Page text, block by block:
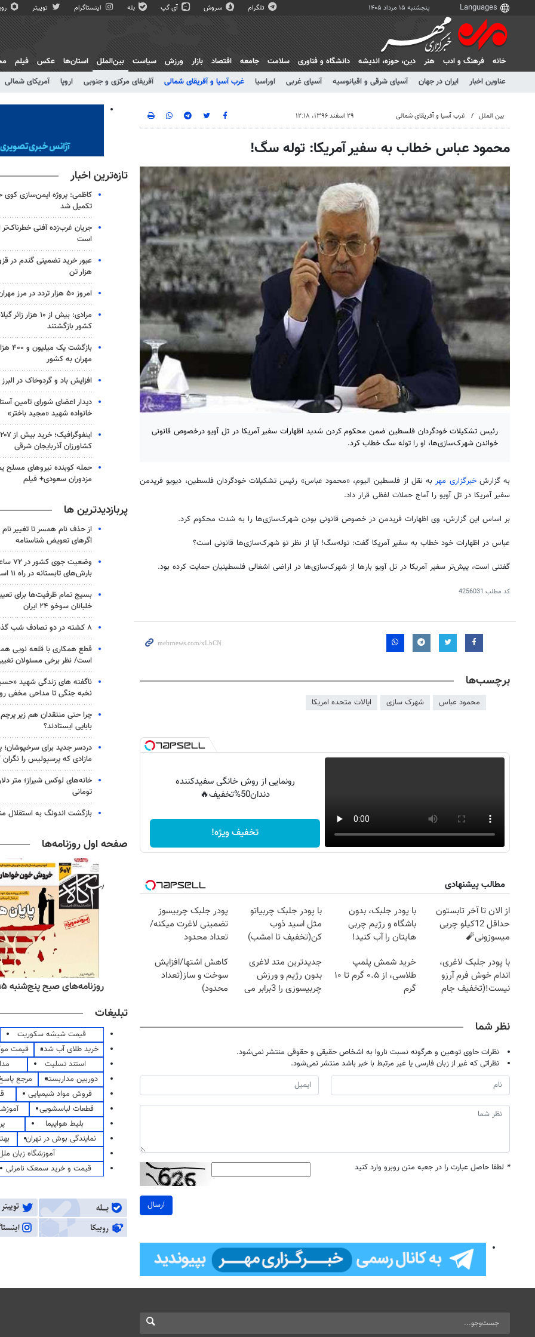
پنجشنبه ۱۵ مرداد ۱۴۰۵ تلگرام سروش آی گپ بله اینستاگرام توییتر
خانه فرهنگ و ادب هنر دين، حوزه، انديشه دانشگاه و فناوری سلامت جامعه اقتصاد بازار ورزش سیاست
بین‌الملل
عناوین اخبار
ایران در جهان آسیای شرقی و اقیانوسیه آسیای غربی اوراسیا غرب آسیا و آفریقای شمالی آفریقای مرکزی و جنوبی اروپا آمریکای شمالی
استان‌ها عکس فیلم
بین الملل غرب آسیا و آفریقای شمالی ۲۹ اسفند ۱۳۹۶، ۱۲:۱۸
محمود عباس خطاب به سفیر آمریکا: توله سگ!
رئیس تشکیلات خودگردان فلسطین ضمن محکوم کردن شدید اظهارات سفیر آمریکا در تل آویو درخصوص قانونی
خواندن شهرک‌سازی‌ها، او را توله سگ خطاب کرد.
به گزارشخبرگزاری مهربه نقل از فلسطین الیوم، «محمود عباس» رئیس تشکیلات خودگردان فلسطین، دیویو فریدمن
سفیر آمریکا در تل آویو را آماج حملات لفظی قرار داد.
بر اساس این گزارش، وی اظهارات فریدمن در خصوص قانونی بودن شهرک‌سازی‌ها را به شدت محکوم کرد.
عباس در اظهارات خود خطاب به سفیر آمریکا گفت: توله‌سگ! آیا از نظر تو شهرک‌سازی‌ها قانونی است؟
گفتنی است، پیش‌تر سفیر آمریکا در تل آویو بارها از شهرک‌سازی‌ها در اراضی اشغالی فلسطینیان حمایت کرده بود.
کد مطلب 4256031
برچسب‌ها
محمود عباس شهرک سازی ایالات متحده امریکا
رونمایی از روش خانگی سفیدکننده
دندان50%تخفیف🔥
تخفیف ویژه!
مطالب پیشنهادی
از الان تا آخر تابستون
حداقل 12کیلو چربی
میسوزونی🧨
با پودر جلبک، بدون
باشگاه و رژیم چربی
هایتان را آب کنید!
با پودر جلبک چربیاتو
مثل اسید ذوب
کن(تخفیف تا امشب)
پودر جلبک چربیسوز
تضمینی لاغرت میکنه/
تعداد محدود
با پودر جلبک لاغری،
اندام خوش فرم آرزو
نیست!(تخفیف جام
خرید شمش پلمپ
طلاسی، از ۰.۵ گرم تا ۱۰
گرم
جدیدترین متد لاغری
بدون رژیم و ورزش
چربیسوزی را 3برابر می
کاهش اشتها/افزایش
سوخت و ساز(تعداد
محدود)
نظر شما
نظرات حاوی توهین و هرگونه نسبت ناروا به اشخاص حقیقی و حقوقی منتشر نمی‌شود.
نظراتی که غیر از زبان فارسی یا غیر مرتبط با خبر باشد منتشر نمی‌شود.
* لطفا حاصل عبارت را در جعبه متن روبرو وارد کنید
ارسال
تازه‌ترین اخبار
کاظمی: پروژه ایمن‌سازی کوی
تکمیل شد
جریان غرب‌زده آفتی
است
هزار تن
امروز ۵۰ هزار تردد در مرز مهران ثبت شد
مرادی: بیش از ۱۰
کشور بازگشتند
بازگشت
مهران به کشور
افزایش باد و گردوخاک در البرز
دیدار اعضای شورای تامین
خانواده شهید «مجید باختر»
کشاورزان آذربایجان شرقی
حمله کوبنده نیروهای مسلح
مزدوران سعودی+ فیلم
پربازدیدترین ها
از حذف نام همسر تا تغییر نام
اگرهای تعویض شناسنامه
وضعیت
بارش‌های تابستانه در راه ۱۱ استان
بسیج تمام ظرفیت‌ها برای
خلبانان سوخو ۲۴ ایران
۸ کشته در دو تصادف شب گذشته
قطع همکاری با قلعه نویی
است/ نظر برخی مسئولان
ناگفته های زندگی شهید
نخبه جنگی تا مداحی مخفی
چرا حتی منتقدان هم زیر
بابایی ایستادند؟
دردسر جدید برای سرخپوشان؛
مازادی که پرسپولیس را نگران
خانه‌های لوکس شیراز؛ متر
تومانی
بازگشت اندونگ به استقلال
صفحه اول روزنامه‌ها
روزنامه‌های ورزشی پنج‌شنبه ۱۵ مرداد ۱۴۰۵ روزنامه‌های اقتصادی پنج‌شنبه ۱۵ مرداد ۱۴۰۵ روزنامه‌های صبح پنج‌شنبه ۱۵ مرداد ۱۴۰۵
تبلیغات
قیمت شیشه سکوریت
خرید طلای آب شده
قیمت
استند تسلیت
دوربین مداربسته
مرجع
فروش مواد شیمیایی
قطعات لباسشویی
بلیط هواپیما
نمایندگی بوش در تهران
آموزشگاه زبان
قیمت و خرید سمعک نامرئی